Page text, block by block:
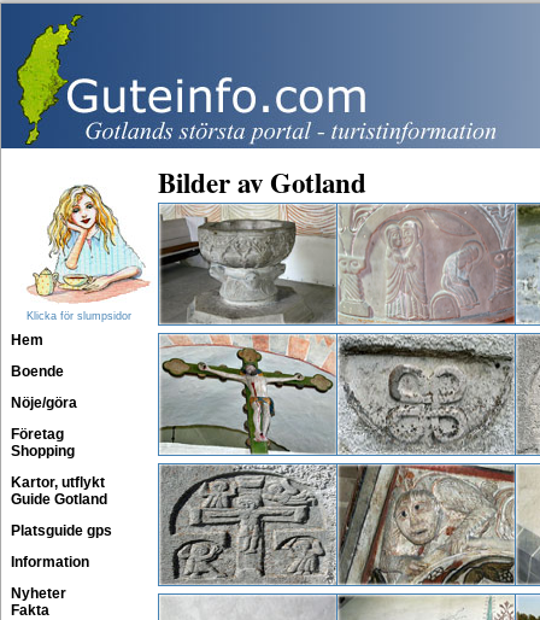
Klicka för slumpsidor
Hem
Boende
Nöje/göra
Företag
Shopping
Kartor, utflykt
Guide Gotland
Platsguide gps
Information
Nyheter
Fakta
Bilder av Gotland